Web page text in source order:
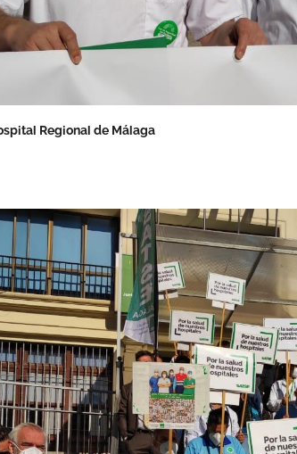
Regional de Málaga